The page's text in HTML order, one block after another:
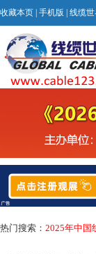
收藏本页 手机版 | 线缆
热门搜索： 2025年中国